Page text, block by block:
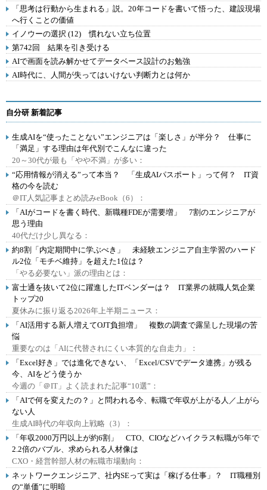
「思考は行動から生まれる」説。20年コードを書いて悟った、建設現場
へ行くことの価値
イノウーの選択 (12) 慣れない立ち位置
第742回 結果を引き受ける
AIで画面を読み解かせてデータベース設計のお勉強
AI時代に、人間が失ってはいけない判断力とは何か
自分研 新着記事
生成AIを“使ったことない”エンジニアは「楽しさ」が半分？ 仕事に
「満足」する理由は年代別でこんなに違った
20～30代が最も「やや不満」が多い：
“応用情報が消える”って本当？ 「生成AIパスポート」って何？ IT資
格の今を読む
＠IT人気記事まとめ読みeBook（6）：
「AIがコードを書く時代、新職種FDEが需要増」 7割のエンジニアが
思う理由
40代だけ少し異なる：
約8割「内定期間中に学ぶべき」 未経験エンジニア自主学習のハード
ル2位「モチベ維持」を超えた1位は？
「やる必要ない」派の理由とは：
富士通を抜いて2位に躍進したITベンダーは？ IT業界の就職人気企業
トップ20
夏休みに振り返る2026年上半期ニュース：
「AI活用する新人増えてOJT負担増」 複数の調査で露呈した現場の苦
悩
重要なのは「AIに代替されにくい本質的な自走力」：
「Excel好き」では進化できない、「Excel/CSVでデータ連携」が残る
今、AIをどう使うか
今週の「＠IT」よく読まれた記事“10選”：
「AIで何を変えたの？」と問われる今、転職で年収が上がる人／上がら
ない人
生成AI時代の年収向上戦略（3）：
「年収2000万円以上が約6割」 CTO、CIOなどハイクラス転職が5年で
2.2倍のバブル、求められる人材像は
CXO・経営幹部人材の転職市場動向：
ネットワークエンジニア、社内SEって実は「稼げる仕事」？ IT職種別
の“単価”に明暗